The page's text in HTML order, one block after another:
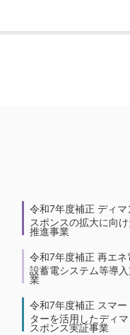
令和7年度補正 ディマ
スポンスの拡大に向
推進事業
令和7年度補正 再エネ
設蓄電システム等導
業
令和7年度補正 スマー
ターを活用したディ
スポンス実証事業